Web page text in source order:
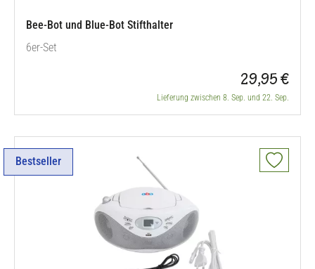
Bee-Bot und Blue-Bot Stifthalter
6er-Set
29,95 €
Lieferung zwischen 8. Sep. und 22. Sep.
Bestseller